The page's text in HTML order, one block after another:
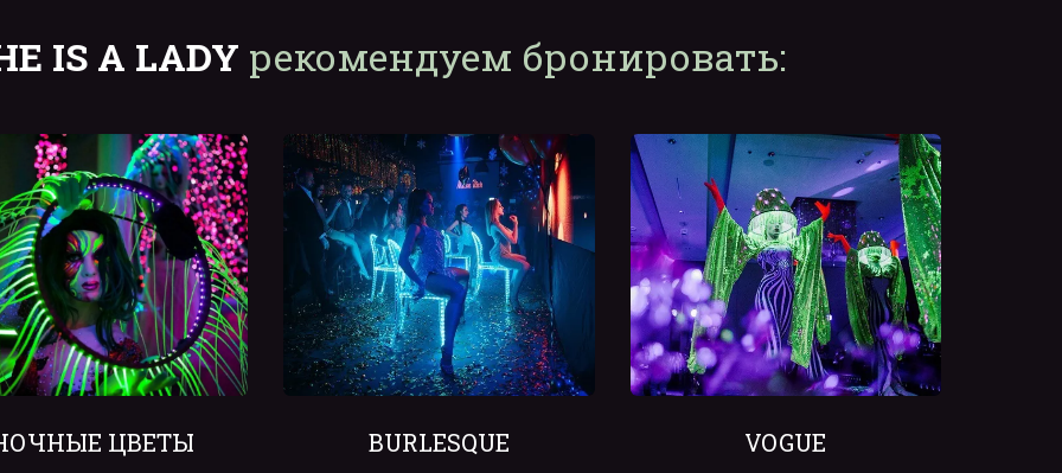
IS A LADY рекомендуем бронировать:
ЦВЕТЫ BURLESQUE VOGUE